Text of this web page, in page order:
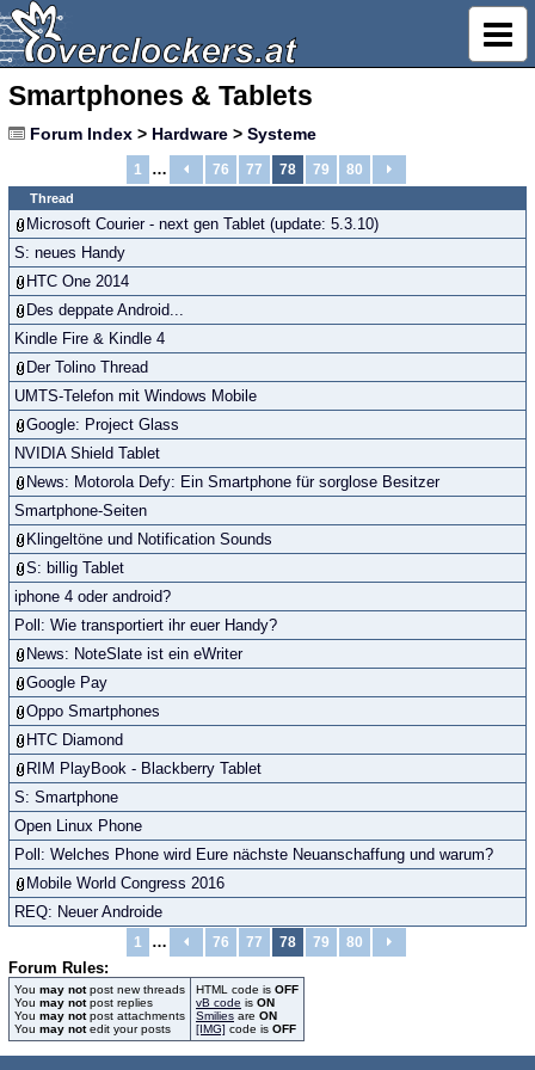
Smartphones & Tablets
Forum Index > Hardware > Systeme
1 … 76 77 78 79 80
Thread
Microsoft Courier - next gen Tablet (update: 5.3.10)
S: neues Handy
HTC One 2014
Des deppate Android...
Kindle Fire & Kindle 4
Der Tolino Thread
UMTS-Telefon mit Windows Mobile
Google: Project Glass
NVIDIA Shield Tablet
News: Motorola Defy: Ein Smartphone für sorglose Besitzer
Smartphone-Seiten
Klingeltöne und Notification Sounds
S: billig Tablet
iphone 4 oder android?
Poll: Wie transportiert ihr euer Handy?
News: NoteSlate ist ein eWriter
Google Pay
Oppo Smartphones
HTC Diamond
RIM PlayBook - Blackberry Tablet
S: Smartphone
Open Linux Phone
Poll: Welches Phone wird Eure nächste Neuanschaffung und warum?
Mobile World Congress 2016
REQ: Neuer Androide
1 … 76 77 78 79 80
Forum Rules:
You may notpost new threads
You may notpost replies
You may notpost attachments
You may notedit your posts
HTML code is OFF
vB code is ON
Smilies are ON
[IMG] code is OFF